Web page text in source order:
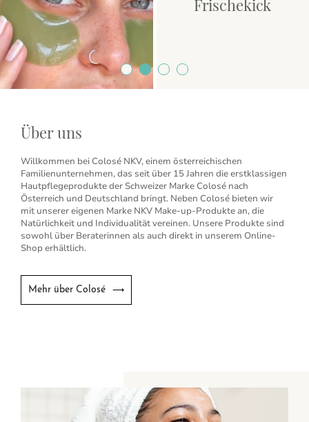
Frischekick
Über uns
Willkommen bei Colosé NKV, einem österreichischen
Familienunternehmen, das seit über 15 Jahren die erstklassigen
Hautpflegeprodukte der Schweizer Marke Colosé nach
Österreich und Deutschland bringt. Neben Colosé bieten wir
mit unserer eigenen Marke NKV Make-up-Produkte an, die
Natürlichkeit und Individualität vereinen. Unsere Produkte sind
sowohl über Beraterinnen als auch direkt in unserem Online-
Shop erhältlich.
Mehr über Colosé